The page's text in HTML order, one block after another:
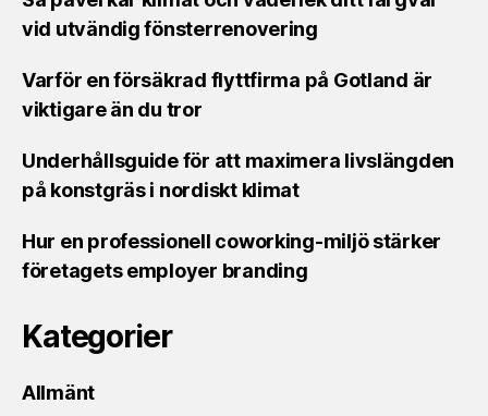
vid utvändig fönsterrenovering
Varför en försäkrad flyttfirma på Gotland är
viktigare än du tror
Underhållsguide för att maximera livslängden
på konstgräs i nordiskt klimat
Hur en professionell coworking-miljö stärker
företagets employer branding
Kategorier
Allmänt